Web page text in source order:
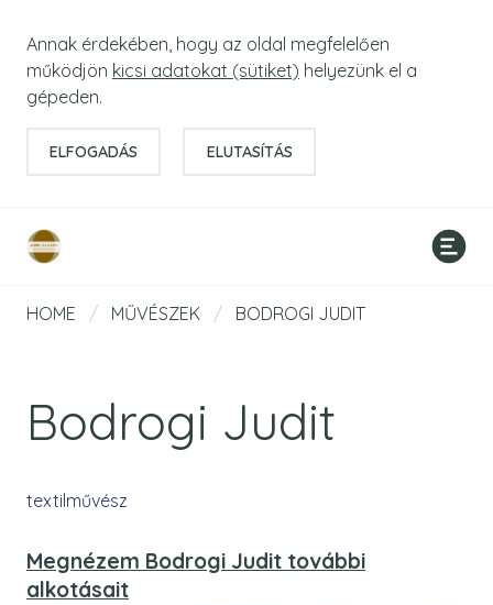
Annak érdekében, hogy az oldal megfelelően
működjön kicsi adatokat (sütiket) helyezünk el a
gépeden.
ELFOGADÁS ELUTASÍTÁS
HOME / MŰVÉSZEK / BODROGI JUDIT
Bodrogi Judit
textilművész
Megnézem Bodrogi Judit további
alkotásait